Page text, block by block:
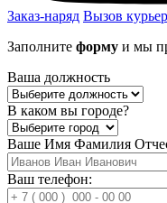
Заказ-наряд Вызов
Заполните форму и мы
Ваша должность
В каком вы городе?
Ваше Имя Фамилия
Ваш телефон: